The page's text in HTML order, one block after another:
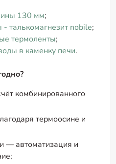
130 мм;
талькомагнезит nobile;
термоленты;
в каменку печи.
комбинированного
термоосине и
— автоматизация и